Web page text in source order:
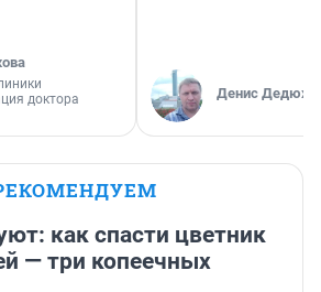
доктора
Денис
как спасти цветник
— три копеечных